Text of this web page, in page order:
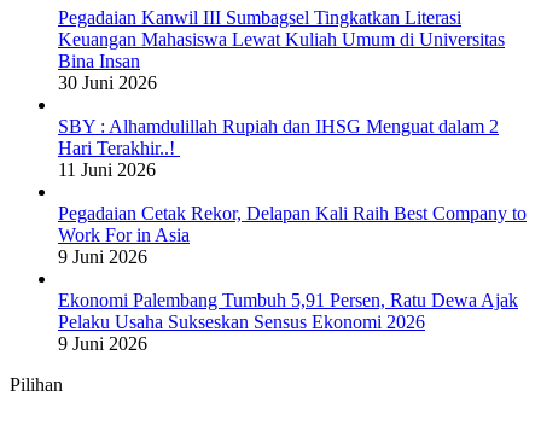
Pegadaian Kanwil III Sumbagsel Tingkatkan Literasi
Keuangan Mahasiswa Lewat Kuliah Umum di Universitas
Bina Insan
30 Juni 2026
SBY : Alhamdulillah Rupiah dan IHSG Menguat dalam 2
Hari Terakhir..!
11 Juni 2026
Pegadaian Cetak Rekor, Delapan Kali Raih Best Company to
Work For in Asia
9 Juni 2026
Ekonomi Palembang Tumbuh 5,91 Persen, Ratu Dewa Ajak
Pelaku Usaha Sukseskan Sensus Ekonomi 2026
9 Juni 2026
Pilihan